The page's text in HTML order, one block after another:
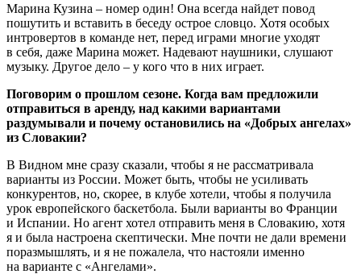
Марина Кузина – номер один! Она всегда найдет повод
пошутить и вставить в беседу острое словцо. Хотя особых
интровертов в команде нет, перед играми многие уходят
в себя, даже Марина может. Надевают наушники, слушают
музыку. Другое дело – у кого что в них играет.
Поговорим о прошлом сезоне. Когда вам предложили
отправиться в аренду, над какими вариантами
раздумывали и почему остановились на «Добрых ангелах»
из Словакии?
В Видном мне сразу сказали, чтобы я не рассматривала
варианты из России. Может быть, чтобы не усиливать
конкурентов, но, скорее, в клубе хотели, чтобы я получила
урок европейского баскетбола. Были варианты во Франции
и Испании. Но агент хотел отправить меня в Словакию, хотя
я и была настроена скептически. Мне почти не дали времени
поразмышлять, и я не пожалела, что настояли именно
на варианте с «Ангелами».